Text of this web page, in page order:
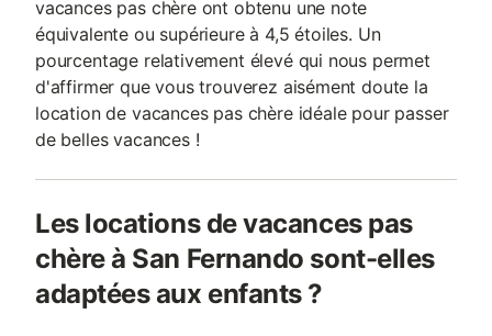
vacances pas chère ont obtenu une note
équivalente ou supérieure à 4,5 étoiles. Un
pourcentage relativement élevé qui nous permet
d'affirmer que vous trouverez aisément doute la
location de vacances pas chère idéale pour passer
de belles vacances !
Les locations de vacances pas
chère à San Fernando sont-elles
adaptées aux enfants ?